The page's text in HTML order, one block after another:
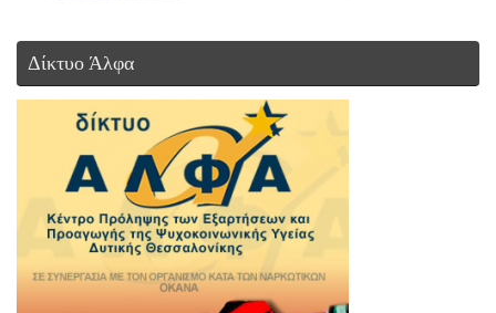
Δίκτυο Άλφα